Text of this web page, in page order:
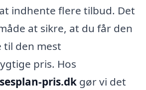
indhente flere tilbud. Det
at sikre, at du får den
til den mest
pris. Hos
pris.dk gør vi det